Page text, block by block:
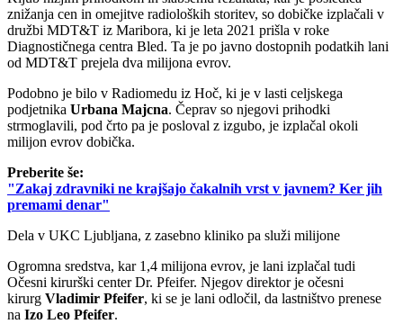
znižanja cen in omejitve radioloških storitev, so dobičke izplačali v
družbi MDT&T iz Maribora, ki je leta 2021 prišla v roke
Diagnostičnega centra Bled. Ta je po javno dostopnih podatkih lani
od MDT&T prejela dva milijona evrov.
Podobno je bilo v Radiomedu iz Hoč, ki je v lasti celjskega
podjetnika Urbana Majcna. Čeprav so njegovi prihodki
strmoglavili, pod črto pa je posloval z izgubo, je izplačal okoli
milijon evrov dobička.
Preberite še:
"Zakaj zdravniki ne krajšajo čakalnih vrst v javnem? Ker jih
premami denar"
Dela v UKC Ljubljana, z zasebno kliniko pa služi milijone
Ogromna sredstva, kar 1,4 milijona evrov, je lani izplačal tudi
Očesni kirurški center Dr. Pfeifer. Njegov direktor je očesni
kirurg Vladimir Pfeifer, ki se je lani odločil, da lastništvo prenese
na Izo Leo Pfeifer.